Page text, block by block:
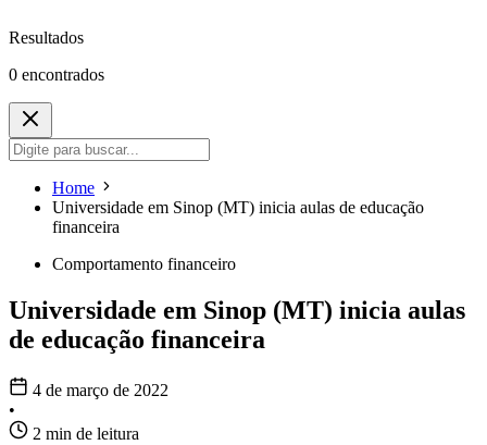
Resultados
0 encontrados
Home
Universidade em Sinop (MT) inicia aulas de educação
financeira
Comportamento financeiro
Universidade em Sinop (MT) inicia aulas
de educação financeira
4 de março de 2022
•
2 min de leitura